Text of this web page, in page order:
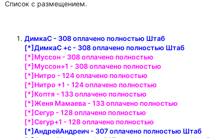
Список с размещением.
ДимкаС - 308 оплачено полностью Штаб
[*]ДимкаС +с - 308 оплачено полностью Штаб
[*]Муссон - 308 оплачено полностью
[*]Муссон+1 - 308 оплачено полностью
[*]Нитро - 124 оплачено полностью
[*]Нитро +1 - 124 оплачено полностью
[*]Коптя - 133 оплачено полностью
[*]Женя Мамаева - 133 оплачено полностью
[*]Сегур - 128 оплачено полностью
[*]Сегур+1 - 128 оплачено полностью
[*]АндрейАндреич - 307 оплачено полностью Штаб